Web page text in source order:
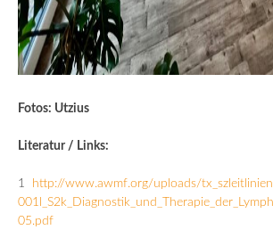
Fotos: Utzius
Literatur / Links:
1 http://www.awmf.org/uploads/
05.pdf